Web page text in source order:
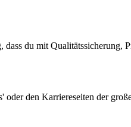
du mit Qualitätssicherung,
den Karriereseiten der